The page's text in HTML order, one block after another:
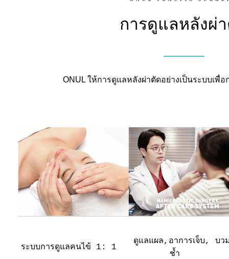
การดูแลหลังผ่
ONUL ให้การดูแลหลังผ่าตัดอย่างเป็นระบบเพื่อ
ระบบการดูแลคนไข้ 1: 1
ดูแลแผล,อาการเจ็บ, บว
ช้ำ